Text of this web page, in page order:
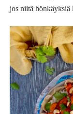
jos niitä hönkäyksiä